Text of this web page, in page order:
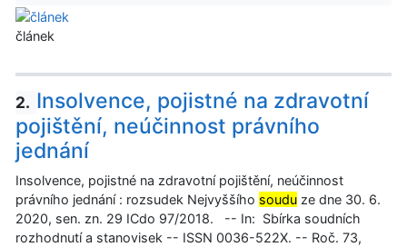
článek
2. Insolvence, pojistné na zdravotní
pojištění, neúčinnost právního
jednání
Insolvence, pojistné na zdravotní pojištění, neúčinnost
právního jednání : rozsudek Nejvyššího soudu ze dne 30. 6.
2020, sen. zn. 29 ICdo 97/2018. -- In: Sbírka soudních
rozhodnutí a stanovisek -- ISSN 0036-522X. -- Roč. 73,